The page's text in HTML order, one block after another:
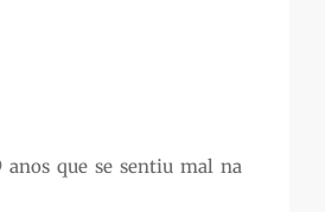
que se sentiu mal na